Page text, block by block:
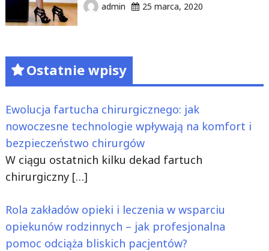
admin 25 marca, 2020
Ostatnie wpisy
Ewolucja fartucha chirurgicznego: jak
nowoczesne technologie wpływają na komfort i
bezpieczeństwo chirurgów
W ciągu ostatnich kilku dekad fartuch
chirurgiczny […]
Rola zakładów opieki i leczenia w wsparciu
opiekunów rodzinnych – jak profesjonalna
pomoc odciąża bliskich pacjentów?